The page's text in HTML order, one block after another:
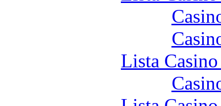
Lista